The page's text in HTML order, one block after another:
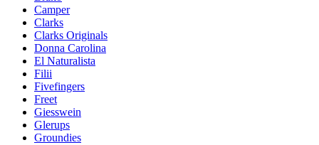
Camper
Clarks
Clarks Originals
Donna Carolina
El Naturalista
Filii
Fivefingers
Freet
Giesswein
Glerups
Groundies